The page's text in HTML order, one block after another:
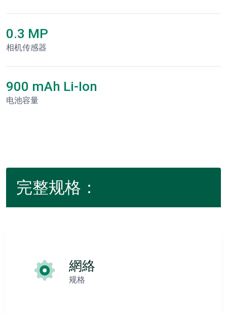
0.3 MP
相机传感器
900 mAh Li-Ion
电池容量
完整规格：
網絡
规格